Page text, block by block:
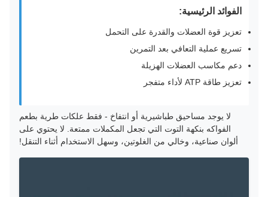
الفوائد الرئيسية:
تعزيز قوة العضلات والقدرة على التحمل
تسريع عملية التعافي بعد التمرين
دعم مكاسب العضلات الهزيلة
تعزيز طاقة ATP لأداء متفجر
لا يوجد مساحيق طباشيرية أو انتفاخ - فقط علكات طرية بطعم
الفواكه بنكهة التوت التي تجعل المكملات ممتعة. لا يحتوي على
ألوان صناعية، وخالي من الغلوتين، وسهل الاستخدام أثناء التنقل!